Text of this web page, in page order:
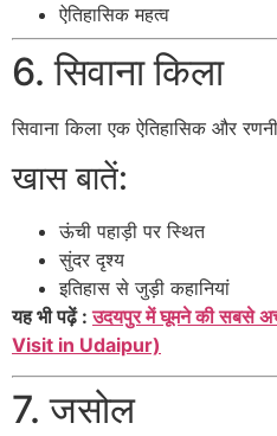
ऐतिहासिक महत्व
6. सिवाना किला
सिवाना किला एक ऐतिहासिक और
खास बातें:
ऊंची पहाड़ी पर स्थित
सुंदर दृश्य
इतिहास से जुड़ी कहानियां
यह भी पढ़ें :उदयपुर में घूमने की सबसे
Visit in Udaipur)
7. जसोल